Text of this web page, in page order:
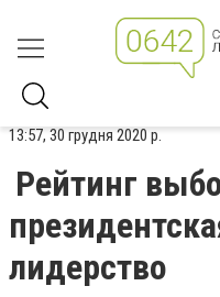
13:57, 30 грудня 2020 р.
Рейтинг
лидерство